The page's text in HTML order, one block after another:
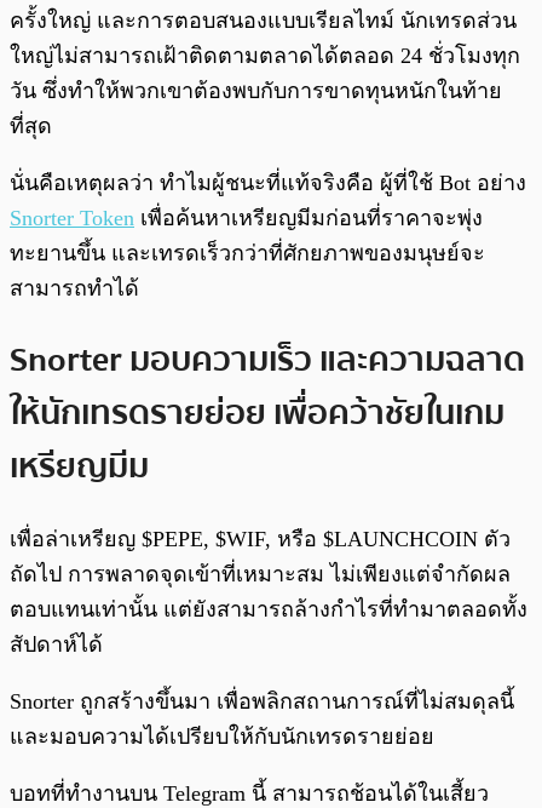
ครั้งใหญ่ และการตอบสนองแบบเรียลไทม์ นักเทรดส่วน
ใหญ่ไม่สามารถเฝ้าติดตามตลาดได้ตลอด 24 ชั่วโมงทุก
วัน ซึ่งทำให้พวกเขาต้องพบกับการขาดทุนหนักในท้าย
ที่สุด
นั่นคือเหตุผลว่า ทำไมผู้ชนะที่แท้จริงคือ ผู้ที่ใช้ Bot อย่าง
Snorter Token เพื่อค้นหาเหรียญมีมก่อนที่ราคาจะพุ่ง
ทะยานขึ้น และเทรดเร็วกว่าที่ศักยภาพของมนุษย์จะ
สามารถทำได้
Snorter มอบความเร็ว และความฉลาด
ให้นักเทรดรายย่อย เพื่อคว้าชัยในเกม
เหรียญมีม
เพื่อล่าเหรียญ $PEPE, $WIF, หรือ $LAUNCHCOIN ตัว
ถัดไป การพลาดจุดเข้าที่เหมาะสม ไม่เพียงแต่จำกัดผล
ตอบแทนเท่านั้น แต่ยังสามารถล้างกำไรที่ทำมาตลอดทั้ง
สัปดาห์ได้
Snorter ถูกสร้างขึ้นมา เพื่อพลิกสถานการณ์ที่ไม่สมดุลนี้
และมอบความได้เปรียบให้กับนักเทรดรายย่อย
บอทที่ทำงานบน Telegram นี้ สามารถช้อนได้ในเสี้ยว